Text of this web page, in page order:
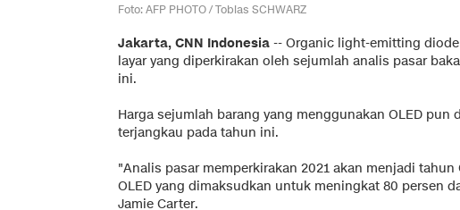
Foto: AFP PHOTO / Tobias SCHWARZ
Jakarta, CNN Indonesia -- Organic light-emitting
layar yang diperkirakan oleh sejumlah analis pasar
ini.
Harga sejumlah barang yang menggunakan OLED pun
terjangkau pada tahun ini.
"Analis pasar memperkirakan 2021 akan menjadi tahun
OLED yang dimaksudkan untuk meningkat 80 persen
Jamie Carter.